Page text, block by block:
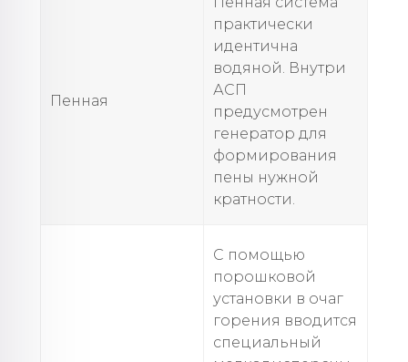
Пенная
практически
идентична
водяной. Внутри
АСП
предусмотрен
генератор для
формирования
пены нужной
кратности.
С помощью
порошковой
установки в очаг
горения вводится
специальный